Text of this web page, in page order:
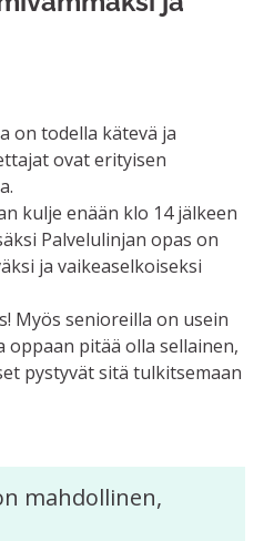
on todella kätevä ja
ovat erityisen
kulje enään klo 14 jälkeen
Palvelulinjan opas on
ja vaikeaselkoiseksi
Myös senioreilla on usein
oppaan pitää olla sellainen,
pystyvät sitä tulkitsemaan
Liikunta ja ulkoilu
mahdollinen,